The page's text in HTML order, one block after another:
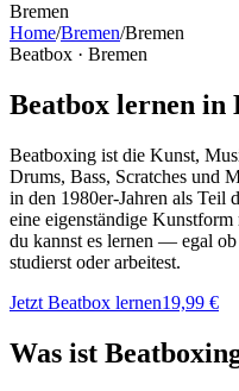
Bremen
Home/Bremen/Bremen
Beatbox · Bremen
Beatbox lernen in
Beatboxing ist die Kunst,
Drums, Bass, Scratches und
in den 1980er-Jahren als Teil
eine eigenständige
du kannst es lernen — egal
studierst oder arbeitest.
Jetzt Beatbox lernen19,99 €
Was ist